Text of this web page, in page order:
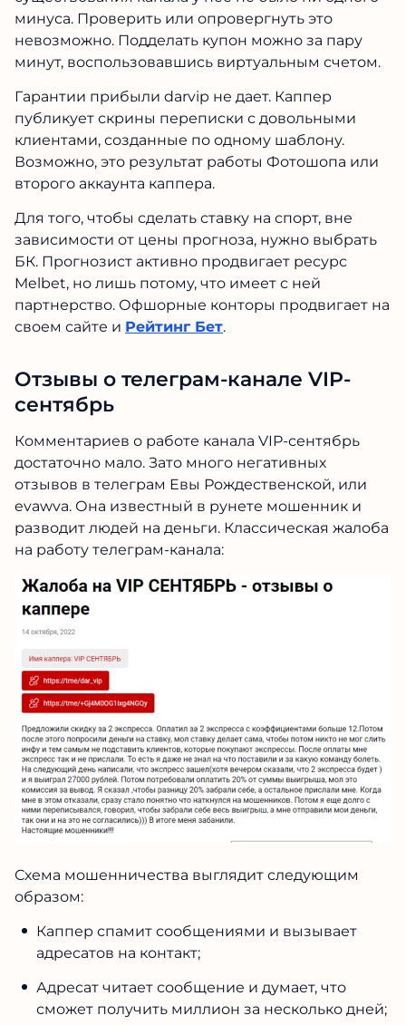
минуса. Проверить или опровергнуть это
невозможно. Подделать купон можно за пару
минут, воспользовавшись виртуальным счетом.
Гарантии прибыли darvip не дает. Каппер
публикует скрины переписки с довольными
клиентами, созданные по одному шаблону.
Возможно, это результат работы Фотошопа или
второго аккаунта каппера.
Для того, чтобы сделать ставку на спорт, вне
зависимости от цены прогноза, нужно выбрать
БК. Прогнозист активно продвигает ресурс
Melbet, но лишь потому, что имеет с ней
партнерство. Офшорные конторы продвигает на
своем сайте и Рейтинг Бет.
Отзывы о телеграм-канале VIP-
сентябрь
Комментариев о работе канала VIP-сентябрь
достаточно мало. Зато много негативных
отзывов в телеграм Евы Рождественской, или
evawva. Она известный в рунете мошенник и
разводит людей на деньги. Классическая жалоба
на работу телеграм-канала:
Схема мошенничества выглядит следующим
образом:
Каппер спамит сообщениями и вызывает
адресатов на контакт;
Адресат читает сообщение и думает, что
сможет получить миллион за несколько дней;